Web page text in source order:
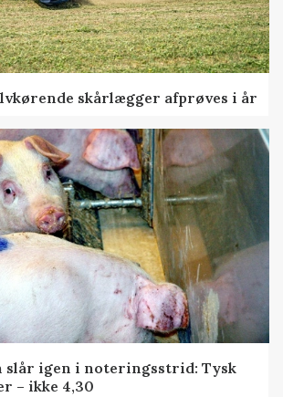
skårlægger afprøves i år
slår igen i noteringsstrid: Tysk
– ikke 4,30